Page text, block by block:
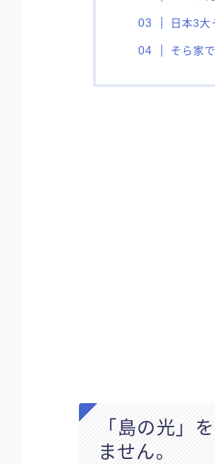
日本3大
そら家
「島の光」
ません。